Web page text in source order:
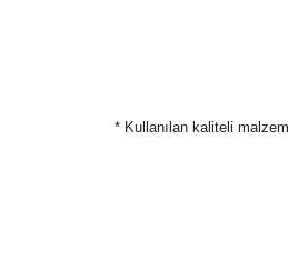
* Kullanılan kaliteli